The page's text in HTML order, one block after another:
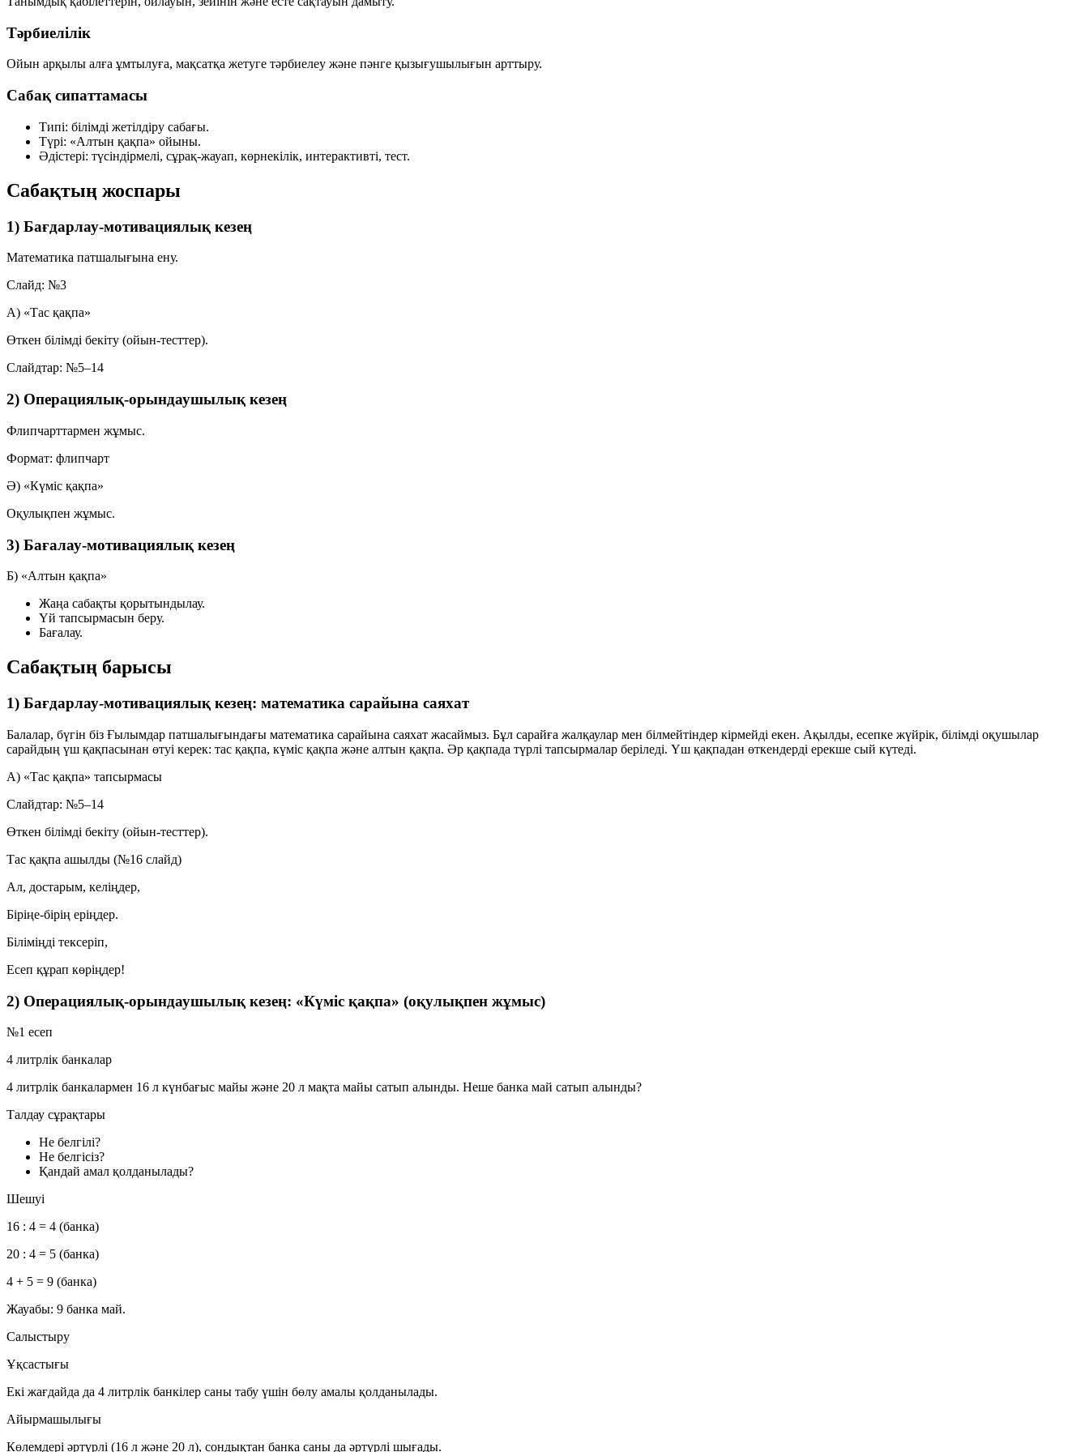
Тәрбиелілік
Ойын арқылы алға ұмтылуға, мақсатқа жетуге тәрбиелеу және пәнге қызығушылығын арттыру.
Сабақ сипаттамасы
Типі: білімді жетілдіру сабағы.
Түрі: «Алтын қақпа» ойыны.
Әдістері: түсіндірмелі, сұрақ-жауап, көрнекілік, интерактивті, тест.
Сабақтың жоспары
1) Бағдарлау-мотивациялық кезең
Математика патшалығына ену.
Слайд: №3
A) «Тас қақпа»
Өткен білімді бекіту (ойын-тесттер).
Слайдтар: №5–14
2) Операциялық-орындаушылық кезең
Флипчарттармен жұмыс.
Формат: флипчарт
Ә) «Күміс қақпа»
Оқулықпен жұмыс.
3) Бағалау-мотивациялық кезең
Б) «Алтын қақпа»
Жаңа сабақты қорытындылау.
Үй тапсырмасын беру.
Бағалау.
Сабақтың барысы
1) Бағдарлау-мотивациялық кезең: математика сарайына саяхат
Балалар, бүгін біз Ғылымдар патшалығындағы математика сарайына саяхат жасаймыз. Бұл сарайға жалқаулар мен білмейтіндер кірмейді екен. Ақылды, есепке жүйрік, білімді оқушылар
сарайдың үш қақпасынан өтуі керек: тас қақпа, күміс қақпа және алтын қақпа. Әр қақпада түрлі тапсырмалар беріледі. Үш қақпадан өткендерді ерекше сый күтеді.
A) «Тас қақпа» тапсырмасы
Слайдтар: №5–14
Өткен білімді бекіту (ойын-тесттер).
Тас қақпа ашылды (№16 слайд)
Ал, достарым, келіңдер,
Біріңе-бірің еріңдер.
Біліміңді тексеріп,
Есеп құрап көріңдер!
2) Операциялық-орындаушылық кезең: «Күміс қақпа» (оқулықпен жұмыс)
№1 есеп
4 литрлік банкалар
4 литрлік банкалармен 16 л күнбағыс майы және 20 л мақта майы сатып алынды. Неше банка май сатып алынды?
Талдау сұрақтары
Не белгілі?
Не белгісіз?
Қандай амал қолданылады?
Шешуі
16 : 4 = 4 (банка)
20 : 4 = 5 (банка)
4 + 5 = 9 (банка)
Жауабы: 9 банка май.
Салыстыру
Ұқсастығы
Екі жағдайда да 4 литрлік банкілер саны табу үшін бөлу амалы қолданылады.
Айырмашылығы
Көлемдері әртүрлі (16 л және 20 л), сондықтан банка саны да әртүрлі шығады.